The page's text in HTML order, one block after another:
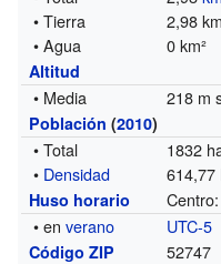
• Tierra
2,98
• Agua
0 km²
Altitud
• Media 218 m
Población (2010)
• Total
1832
• Densidad 614,77
Huso horario Centro:
• enverano UTC-5
Código ZIP 52747